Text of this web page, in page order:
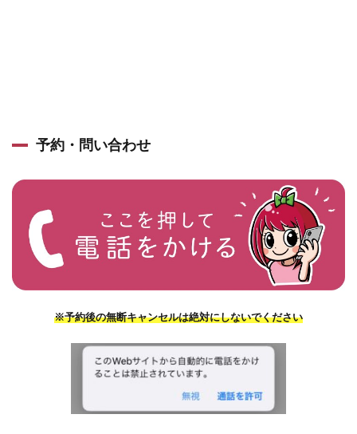
予約・問い合わせ
※予約後の無断キャンセルは絶対にしないでください